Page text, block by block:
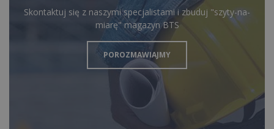
Skontaktuj się z naszymi specjalistami i zbuduj "szyty-na-
miarę" magazyn BTS
POROZMAWIAJMY